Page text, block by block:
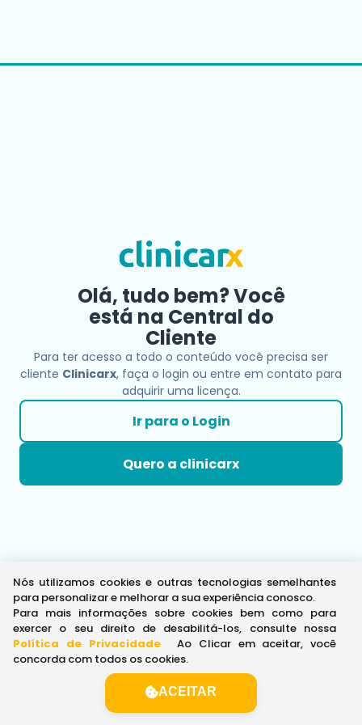
Olá, tudo bem? Você
está na Central do
Cliente
Para ter acesso a todo o conteúdo você precisa ser
cliente Clinicarx, faça o login ou entre em contato para
adquirir uma licença.
Ir para o Login
Quero a clinicarx
Nós utilizamos cookies e outras tecnologias semelhantes
para personalizar e melhorar a sua experiência conosco.
Para mais informações sobre cookies bem como para
exercer o seu direito de desabilitá-los, consulte nossa
Política de Privacidade.
Ao Clicar em aceitar, você
concorda com todos os cookies.
ACEITAR